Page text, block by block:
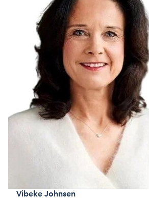
Vibeke Johnsen